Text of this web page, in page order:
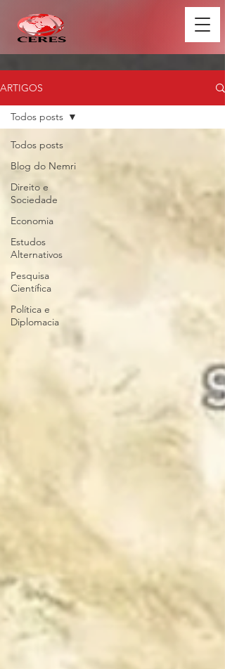
ARTIGOS
Todos posts
Blog do Nemri
Direito e
Sociedade
Economia
Estudos
Alternativos
Pesquisa
Científica
Política e
Diplomacia
Todos posts